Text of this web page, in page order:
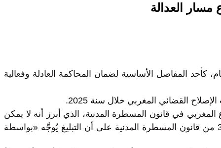
مسار العدالة
كأحد المفاصل الأساسية لضمان المحاكمة العادلة وفعالية
القضائي المغربي خلال سنة 2025.
في قانون المسطرة المدنية، الذي أبرز أنه لا يمكن
توجيه إجراءات أو أحكام ضد شخص ما ما لم يتم تبليغه وفق الأشكال القانونية المحدّدة سلفاً. في هذا السياق، نصّ الفصل 37 من قانون المسطرة المدنية على أن التبليغ يُوجَّه «بواسطة